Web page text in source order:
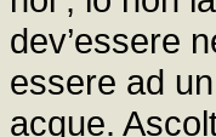
dev’essere
essere ad
acque.